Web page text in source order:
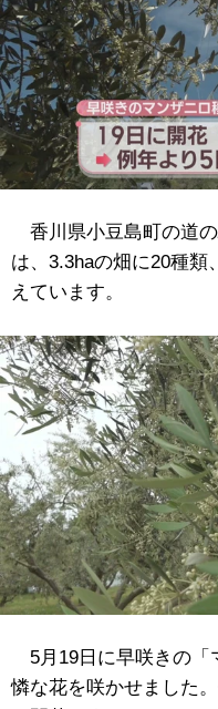
香川県小豆島町の道
は、3.3haの畑に20種類
えています。
5月19日に早咲きの「
憐な花を咲かせました